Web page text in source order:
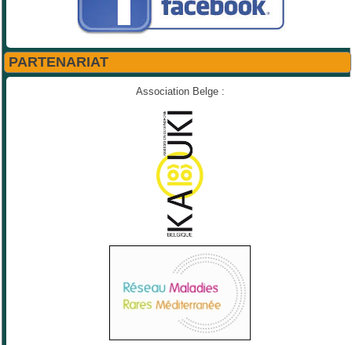
PARTENARIAT
Association Belge :